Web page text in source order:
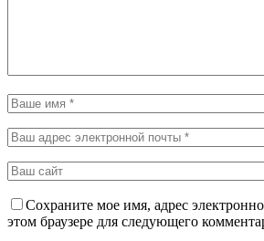
Сохраните мое имя, адрес
этом браузере для следующего